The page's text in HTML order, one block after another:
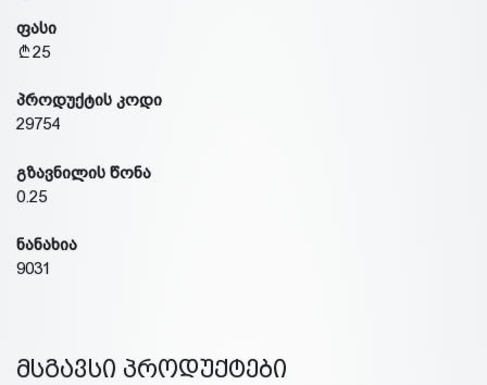
ფასი
25
პროდუქტის კოდი
29754
გზავნილის წონა
0.25
ნანახია
9031
მსგავსი პროდუქტები